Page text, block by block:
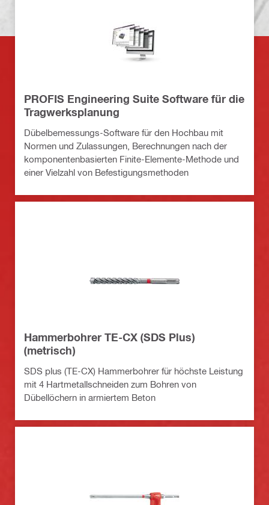
PROFIS Engineering Suite Software für die
Tragwerksplanung
Dübelbemessungs-Software für den Hochbau mit
Normen und Zulassungen, Berechnungen nach der
komponentenbasierten Finite-Elemente-Methode und
einer Vielzahl von Befestigungsmethoden
Hammerbohrer TE-CX (SDS Plus)
(metrisch)
SDS plus (TE-CX) Hammerbohrer für höchste Leistung
mit 4 Hartmetallschneiden zum Bohren von
Dübellöchern in armiertem Beton